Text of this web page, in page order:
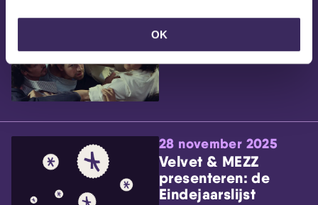
OKWillem’s Blog: Ão
28 november 2025
Velvet & MEZZ
presenteren: de
Eindejaarslijst